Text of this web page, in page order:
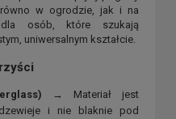
w ogrodzie, jak i na
osób, które szukają
uniwersalnym kształcie.
→ Materiał jest
i nie blaknie pod